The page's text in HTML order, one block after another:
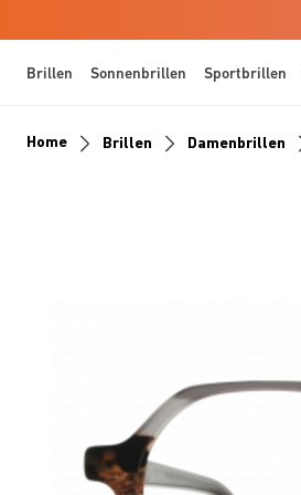
Brillen Sonnenbrillen Sportbrillen
Home Brillen Damenbrillen